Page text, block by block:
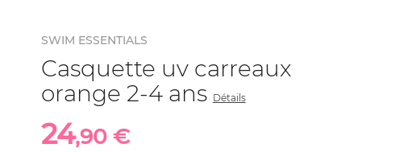
SWIM ESSENTIALS
Casquette uv carreaux
orange 2-4 ans Détails
24,90 €